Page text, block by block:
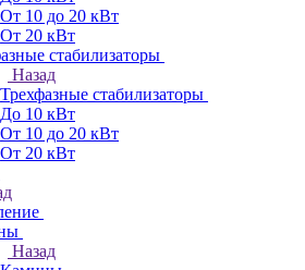
От 10 до 20 кВт
От 20 кВт
стабилизаторы
Назад
Трехфазные стабилизаторы
До 10 кВт
От 10 до 20 кВт
От 20 кВт
Назад